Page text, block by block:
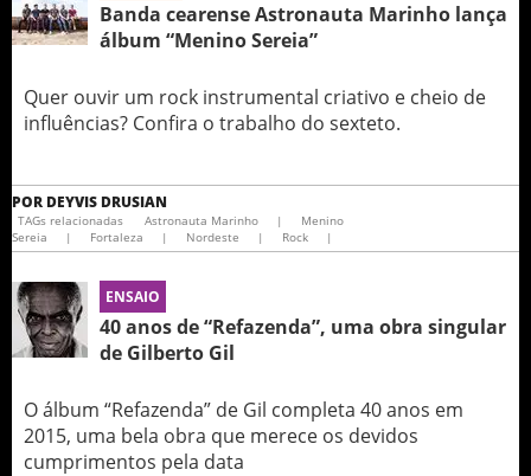
Banda cearense Astronauta Marinho lança
álbum “Menino Sereia”
Quer ouvir um rock instrumental criativo e cheio de
influências? Confira o trabalho do sexteto.
POR DEYVIS DRUSIAN
TAGs relacionadas Astronauta Marinho |
Menino
Sereia
| Fortaleza | Nordeste | Rock |
ENSAIO
40 anos de “Refazenda”, uma obra singular
de Gilberto Gil
O álbum “Refazenda” de Gil completa 40 anos em
2015, uma bela obra que merece os devidos
cumprimentos pela data